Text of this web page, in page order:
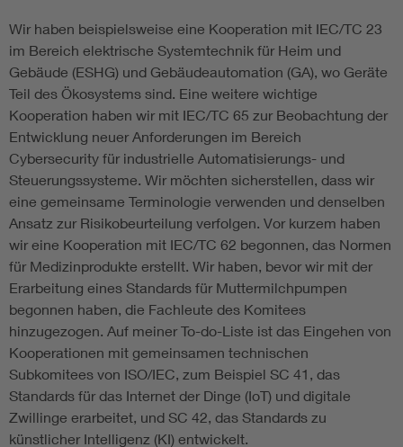
Wir haben beispielsweise eine Kooperation mit IEC/TC 23
im Bereich elektrische Systemtechnik für Heim und
Gebäude (ESHG) und Gebäudeautomation (GA), wo Geräte
Teil des Ökosystems sind. Eine weitere wichtige
Kooperation haben wir mit IEC/TC 65 zur Beobachtung der
Entwicklung neuer Anforderungen im Bereich
Cybersecurity für industrielle Automatisierungs- und
Steuerungssysteme. Wir möchten sicherstellen, dass wir
eine gemeinsame Terminologie verwenden und denselben
Ansatz zur Risikobeurteilung verfolgen. Vor kurzem haben
wir eine Kooperation mit IEC/TC 62 begonnen, das Normen
für Medizinprodukte erstellt. Wir haben, bevor wir mit der
Erarbeitung eines Standards für Muttermilchpumpen
begonnen haben, die Fachleute des Komitees
hinzugezogen. Auf meiner To-do-Liste ist das Eingehen von
Kooperationen mit gemeinsamen technischen
Subkomitees von ISO/IEC, zum Beispiel SC 41, das
Standards für das Internet der Dinge (IoT) und digitale
Zwillinge erarbeitet, und SC 42, das Standards zu
künstlicher Intelligenz (KI) entwickelt.